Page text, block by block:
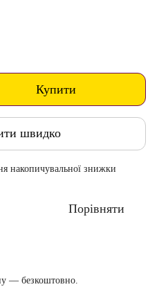
Купити
швидко
накопичувальної знижки
Порівняти
— безкоштовно.